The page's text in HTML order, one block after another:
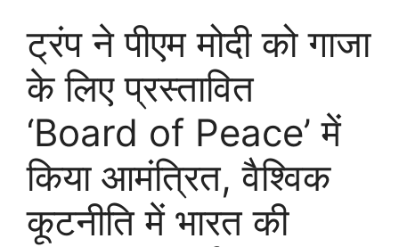
ट्रंप ने पीएम मोदी को गाजा
के लिए प्रस्तावित
‘Board of Peace’ में
किया आमंत्रित, वैश्विक
कूटनीति में भारत की